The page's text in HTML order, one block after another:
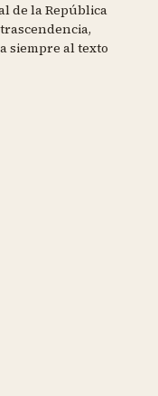
de la República
siempre al texto